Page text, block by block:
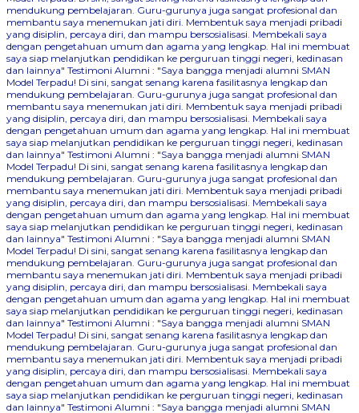
mendukung pembelajaran. Guru-gurunya juga sangat profesional dan
membantu saya menemukan jati diri. Membentuk saya menjadi pribadi
yang disiplin, percaya diri, dan mampu bersosialisasi. Membekali saya
dengan pengetahuan umum dan agama yang lengkap. Hal ini membuat
saya siap melanjutkan pendidikan ke perguruan tinggi negeri, kedinasan
dan lainnya" Testimoni Alumni : "Saya bangga menjadi alumni SMAN
Model Terpadu! Di sini, sangat senang karena fasilitasnya lengkap dan
mendukung pembelajaran. Guru-gurunya juga sangat profesional dan
membantu saya menemukan jati diri. Membentuk saya menjadi pribadi
yang disiplin, percaya diri, dan mampu bersosialisasi. Membekali saya
dengan pengetahuan umum dan agama yang lengkap. Hal ini membuat
saya siap melanjutkan pendidikan ke perguruan tinggi negeri, kedinasan
dan lainnya" Testimoni Alumni : "Saya bangga menjadi alumni SMAN
Model Terpadu! Di sini, sangat senang karena fasilitasnya lengkap dan
mendukung pembelajaran. Guru-gurunya juga sangat profesional dan
membantu saya menemukan jati diri. Membentuk saya menjadi pribadi
yang disiplin, percaya diri, dan mampu bersosialisasi. Membekali saya
dengan pengetahuan umum dan agama yang lengkap. Hal ini membuat
saya siap melanjutkan pendidikan ke perguruan tinggi negeri, kedinasan
dan lainnya" Testimoni Alumni : "Saya bangga menjadi alumni SMAN
Model Terpadu! Di sini, sangat senang karena fasilitasnya lengkap dan
mendukung pembelajaran. Guru-gurunya juga sangat profesional dan
membantu saya menemukan jati diri. Membentuk saya menjadi pribadi
yang disiplin, percaya diri, dan mampu bersosialisasi. Membekali saya
dengan pengetahuan umum dan agama yang lengkap. Hal ini membuat
saya siap melanjutkan pendidikan ke perguruan tinggi negeri, kedinasan
dan lainnya" Testimoni Alumni : "Saya bangga menjadi alumni SMAN
Model Terpadu! Di sini, sangat senang karena fasilitasnya lengkap dan
mendukung pembelajaran. Guru-gurunya juga sangat profesional dan
membantu saya menemukan jati diri. Membentuk saya menjadi pribadi
yang disiplin, percaya diri, dan mampu bersosialisasi. Membekali saya
dengan pengetahuan umum dan agama yang lengkap. Hal ini membuat
saya siap melanjutkan pendidikan ke perguruan tinggi negeri, kedinasan
dan lainnya" Testimoni Alumni : "Saya bangga menjadi alumni SMAN